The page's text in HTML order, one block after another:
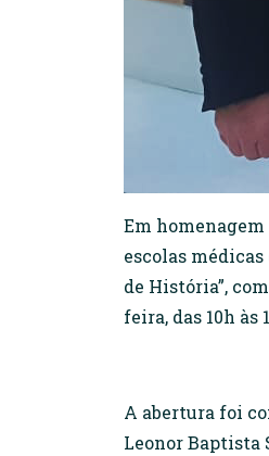
Em
escolas
de História”,
feira, das 10h às
A abertura foi
Leonor Baptista